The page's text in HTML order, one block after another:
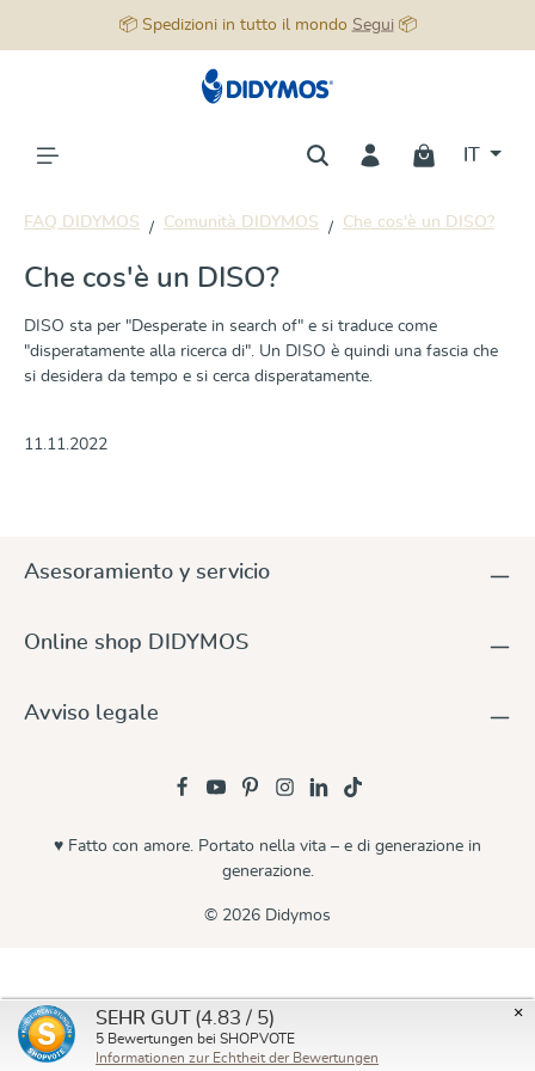
📦 Spedizioni in tutto il mondo Segui📦
FAQ DIDYMOS Comunità DIDYMOS Che cos'è un DISO?
Che cos'è un DISO?
DISO sta per "Desperate in search of" e si traduce come
"disperatamente alla ricerca di". Un DISO è quindi una fascia che
si desidera da tempo e si cerca disperatamente.
11.11.2022
Asesoramiento y servicio
Online shop DIDYMOS
Avviso legale
© 2026 Didymos
♥ Fatto con amore. Portato nella vita – e di generazione in
generazione.
×
SEHR GUT (4.83 / 5)
5 Bewertungen bei SHOPVOTE
Informationen zur Echtheit der Bewertungen